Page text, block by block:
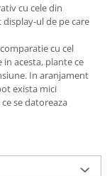
cu cele din
ul de pe care
cu cel
acesta, plante ce
In aranjament
exista mici
se datoreaza